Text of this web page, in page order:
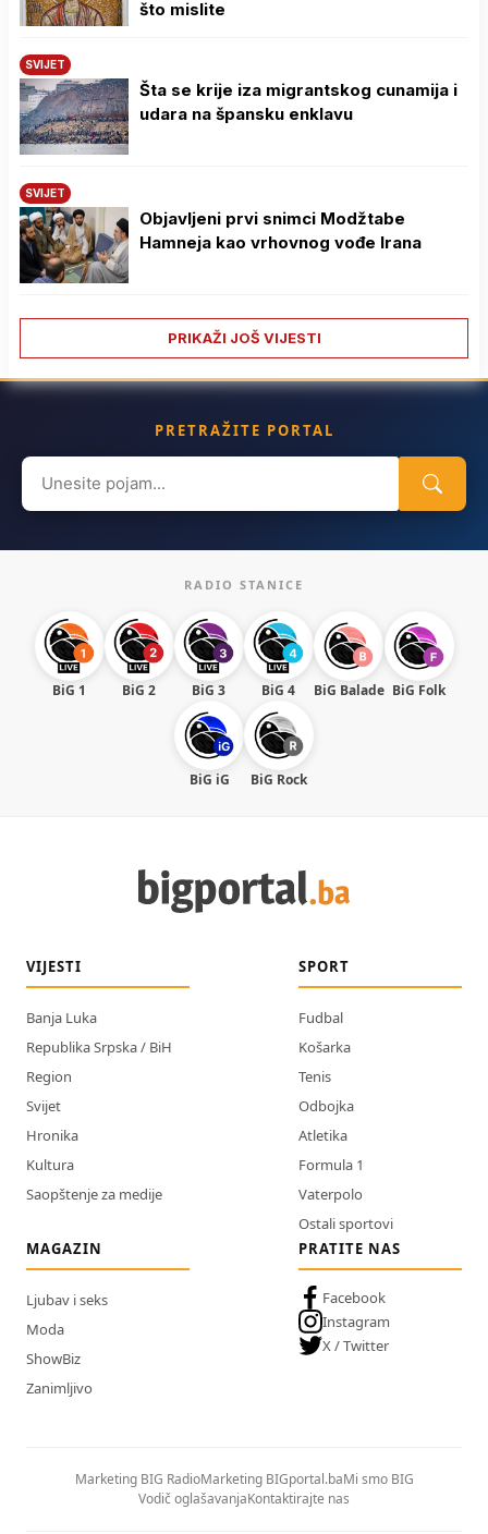
što mislite
SVIJET
Šta se krije iza migrantskog cunamija i
udara na špansku enklavu
SVIJET
Objavljeni prvi snimci Modžtabe
Hamneja kao vrhovnog vođe Irana
PRIKAŽI JOŠ VIJESTI
PRETRAŽITE PORTAL
Search
for:
RADIO STANICE
BiG 1 BiG 2 BiG 3 BiG 4 BiG Balade BiG Folk
BiG iG BiG Rock
VIJESTI
Banja Luka
Republika Srpska / BiH
Region
Svijet
Hronika
Kultura
Saopštenje za medije
SPORT
Fudbal
Košarka
Tenis
Odbojka
Atletika
Formula 1
Vaterpolo
Ostali sportovi
MAGAZIN
Ljubav i seks
Moda
ShowBiz
Zanimljivo
PRATITE NAS
Facebook
Instagram
X / Twitter
Marketing BIG RadioMarketing BIGportal.baMi smo BIG
Vodič oglašavanjaKontaktirajte nas